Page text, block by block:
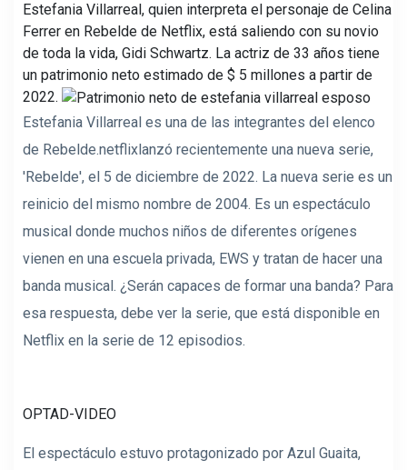
Estefania Villarreal, quien interpreta el personaje de Celina
Ferrer en Rebelde de Netflix, está saliendo con su novio
de toda la vida, Gidi Schwartz. La actriz de 33 años tiene
un patrimonio neto estimado de $ 5 millones a partir de
2022.
Estefania Villarreal es una de las integrantes del elenco
de Rebelde.netflixlanzó recientemente una nueva serie,
'Rebelde', el 5 de diciembre de 2022. La nueva serie es un
reinicio del mismo nombre de 2004. Es un espectáculo
musical donde muchos niños de diferentes orígenes
vienen en una escuela privada, EWS y tratan de hacer una
banda musical. ¿Serán capaces de formar una banda? Para
esa respuesta, debe ver la serie, que está disponible en
Netflix en la serie de 12 episodios.
OPTAD-VIDEO
El espectáculo estuvo protagonizado por Azul Guaita,